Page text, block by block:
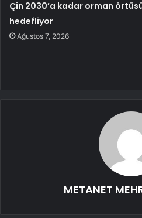
Çin 2030’a kadar orman
hedefliyor
Ağustos 7, 2026
METANET